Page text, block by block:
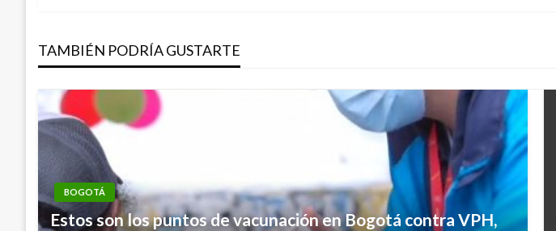
entradas
TAMBIÉN PODRÍA GUSTARTE
BOGOTÁ
Estos son los puntos de vacunación en Bogotá contra VPH,